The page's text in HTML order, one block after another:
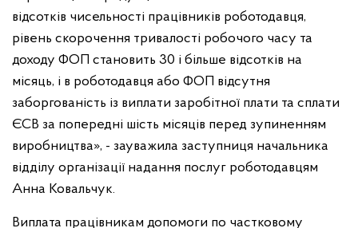
відсотків чисельності працівників роботодавця,
рівень скорочення тривалості робочого часу та
доходу ФОП становить 30 і більше відсотків на
місяць, і в роботодавця або ФОП відсутня
заборгованість із виплати заробітної плати та сплати
ЄСВ за попередні шість місяців перед зупиненням
виробництва», - зауважила заступниця начальника
відділу організації надання послуг роботодавцям
Анна Ковальчук.
Виплата працівникам допомоги по частковому